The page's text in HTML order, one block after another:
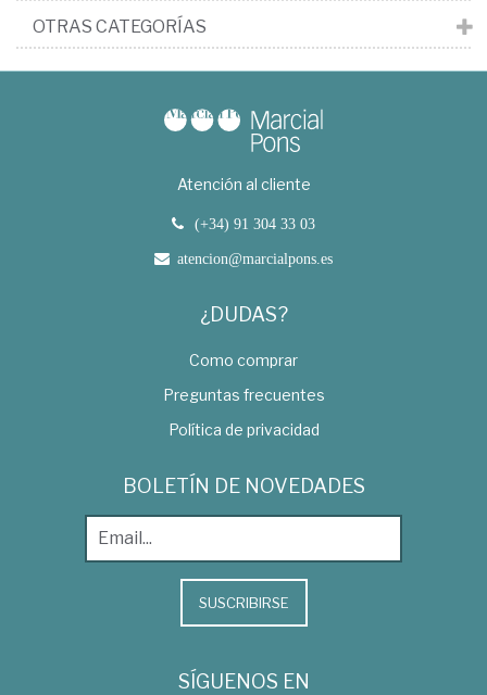
OTRAS CATEGORÍAS
Atención al cliente
(+34) 91 304 33 03
atencion@marcialpons.es
¿DUDAS?
Como comprar
Preguntas frecuentes
Política de privacidad
BOLETÍN DE NOVEDADES
SUSCRIBIRSE
SÍGUENOS EN